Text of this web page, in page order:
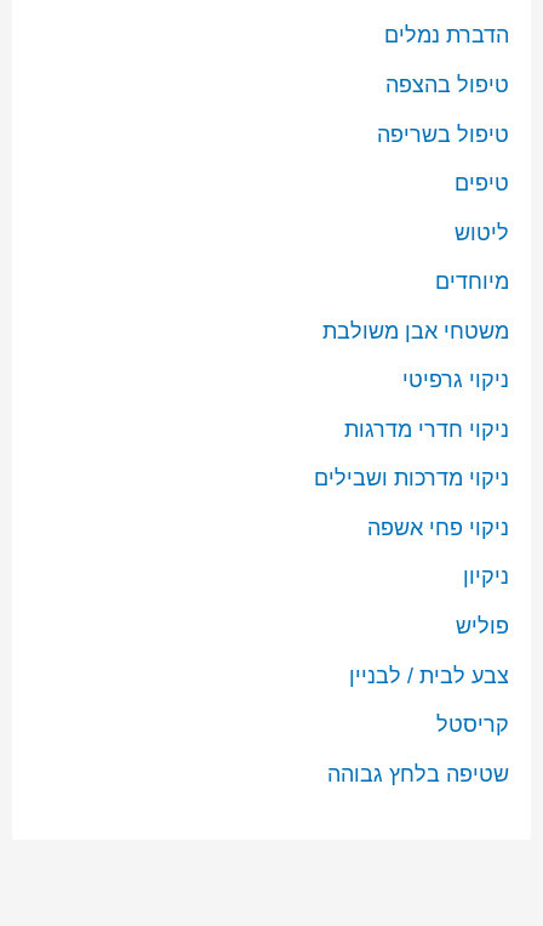
הדברת נמלים
טיפול בהצפה
טיפול בשריפה
טיפים
ליטוש
מיוחדים
משטחי אבן משולבת
ניקוי גרפיטי
ניקוי חדרי מדרגות
ניקוי מדרכות ושבילים
ניקוי פחי אשפה
ניקיון
פוליש
צבע לבית / לבניין
קריסטל
שטיפה בלחץ גבוהה